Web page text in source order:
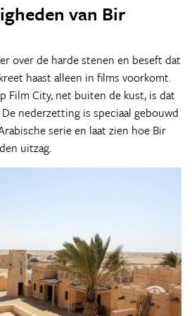
van Bir
over de harde stenen en beseft dat
haast alleen in films voorkomt.
Film City, net buiten de kust, is dat
nederzetting is speciaal gebouwd
serie en laat zien hoe Bir
uitzag.